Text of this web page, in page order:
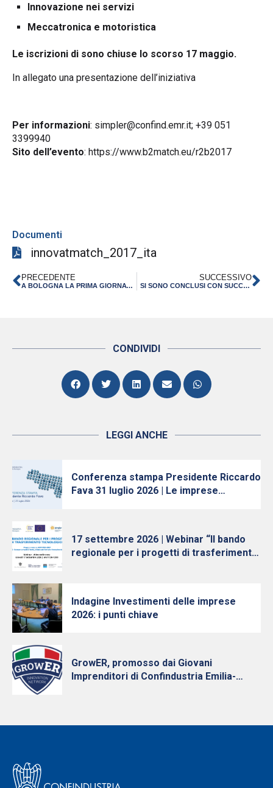
Innovazione nei servizi
Meccatronica e motoristica
Le iscrizioni di sono chiuse lo scorso 17 maggio.
In allegato una presentazione dell’iniziativa
Per informazioni: simpler@confind.emr.it; +39 051
3399940
Sito dell’evento: https://www.b2match.eu/r2b2017
Documenti
innovatmatch_2017_ita
PRECEDENTE
A BOLOGNA LA PRIMA GIORNATA DEDICATA ALL’INIZIATIVA EUROPEA DI RICERCA E INNOVAZIONE “ECSEL”
SUCCESSIVO
SI SONO CONCLUSI CON SUCCESSO R2B E INNOVAT&MATCH 2017
CONDIVIDI
LEGGI ANCHE
Conferenza stampa Presidente Riccardo
Fava 31 luglio 2026 | Le imprese
17 settembre 2026 | Webinar “Il bando
regionale per i progetti di trasferimento
Indagine Investimenti delle imprese
2026: i punti chiave
GrowER, promosso dai Giovani
Imprenditori di Confindustria Emilia-